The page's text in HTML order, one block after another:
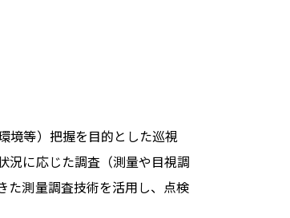
境等）把握を目的とした巡視
況に応じた調査（測量や目視調
た測量調査技術を活用し、点検